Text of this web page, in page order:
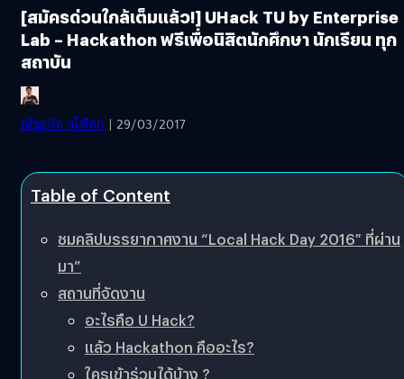
[สมัครด่วนใกล้เต็มแล้ว!] UHack TU by Enterprise
Lab – Hackathon ฟรีเพื่อนิสิตนักศึกษา นักเรียน ทุก
สถาบัน
ณัชธนัท จุโฬทก | 29/03/2017
Table of Content
ชมคลิปบรรยากาศงาน “Local Hack Day 2016″ ที่ผ่าน
มา”
สถานที่จัดงาน
อะไรคือ U Hack?
แล้ว Hackathon คืออะไร?
ใครเข้าร่วมได้บ้าง ?